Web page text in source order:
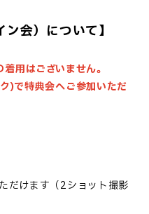
会）について】
用はございません。
)で特典会へご参加いただ
だけます（2ショット撮影